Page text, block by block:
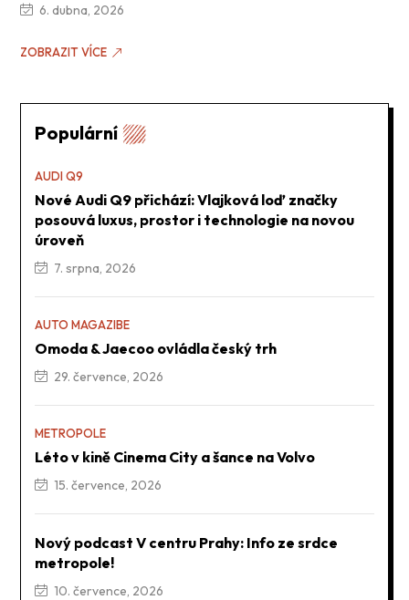
6. dubna, 2026
ZOBRAZIT VÍCE
Populární
AUDI Q9
Nové Audi Q9 přichází: Vlajková loď značky
posouvá luxus, prostor i technologie na novou
úroveň
7. srpna, 2026
AUTO MAGAZIBE
Omoda & Jaecoo ovládla český trh
29. července, 2026
METROPOLE
Léto v kině Cinema City a šance na Volvo
15. července, 2026
Nový podcast V centru Prahy: Info ze srdce
metropole!
10. července, 2026